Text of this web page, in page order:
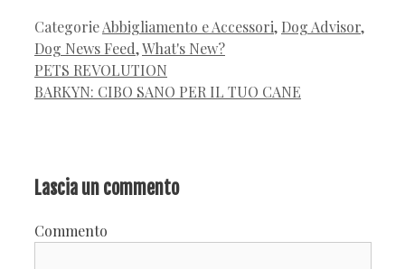
CategorieAbbigliamento e Accessori, Dog Advisor,
Dog News Feed,What's New?
PETS REVOLUTION
BARKYN: CIBO SANO PER IL TUO CANE
Lascia un commento
Commento